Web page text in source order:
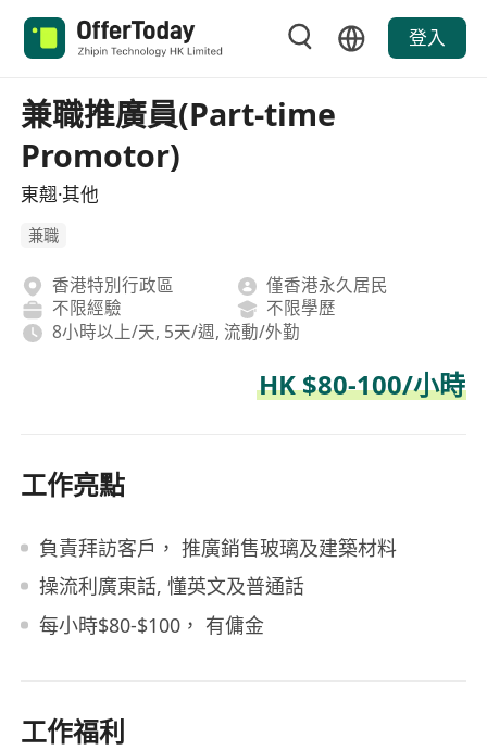
登入
兼職推廣員(Part-time
Promotor)
東翹·其他
兼職
香港特別行政區
僅香港永久居民
不限經驗
不限學歷
8小時以上/天, 5天/週, 流動/外勤
HK $80-100/小時
工作亮點
負責拜訪客戶， 推廣銷售玻璃及建築材料
操流利廣東話, 懂英文及普通話
每小時$80-$100， 有傭金
工作福利